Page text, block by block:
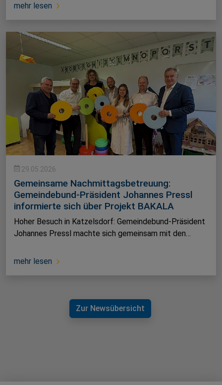
mehr lesen
29.05.2026
Gemeinsame Nachmittagsbetreuung:
Gemeindebund-Präsident Johannes Pressl
informierte sich über Projekt BAKALA
Hoher Besuch in Katzelsdorf: Gemeindebund-Präsident
Johannes Pressl machte sich gemeinsam mit den…
mehr lesen
Zur Newsübersicht